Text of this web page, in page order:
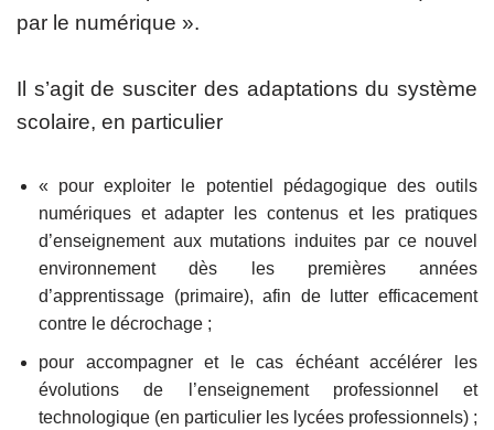
par le numérique ».
Il s’agit de susciter des adaptations du système
scolaire, en particulier
« pour exploiter le potentiel pédagogique des outils
numériques et adapter les contenus et les pratiques
d’enseignement aux mutations induites par ce nouvel
environnement dès les premières années
d’apprentissage (primaire), afin de lutter efficacement
contre le décrochage ;
pour accompagner et le cas échéant accélérer les
évolutions de l’enseignement professionnel et
technologique (en particulier les lycées professionnels) ;